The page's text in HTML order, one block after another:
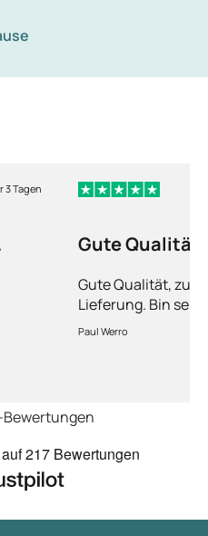
so den Ausbruch
lassen nach
3 Tagen
Gute Qualität
Gute Qualität,
Lieferung. Bin
Paul Werro
217 Bewertungen